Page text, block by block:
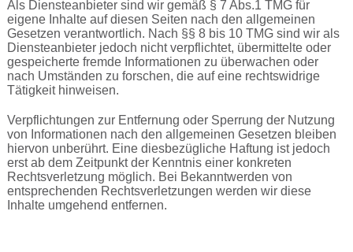
Als Diensteanbieter sind wir gemäß § 7 Abs.1 TMG für
eigene Inhalte auf diesen Seiten nach den allgemeinen
Gesetzen verantwortlich. Nach §§ 8 bis 10 TMG sind wir als
Diensteanbieter jedoch nicht verpflichtet, übermittelte oder
gespeicherte fremde Informationen zu überwachen oder
nach Umständen zu forschen, die auf eine rechtswidrige
Tätigkeit hinweisen.
Verpflichtungen zur Entfernung oder Sperrung der Nutzung
von Informationen nach den allgemeinen Gesetzen bleiben
hiervon unberührt. Eine diesbezügliche Haftung ist jedoch
erst ab dem Zeitpunkt der Kenntnis einer konkreten
Rechtsverletzung möglich. Bei Bekanntwerden von
entsprechenden Rechtsverletzungen werden wir diese
Inhalte umgehend entfernen.